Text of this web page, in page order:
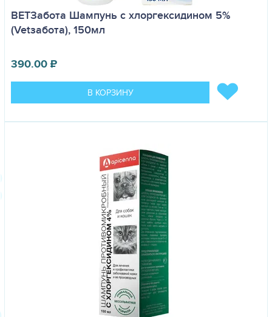
ВЕТЗабота Шампунь с хлоргексидином 5%
(Vetзабота), 150мл
390.00₽
В КОРЗИНУ